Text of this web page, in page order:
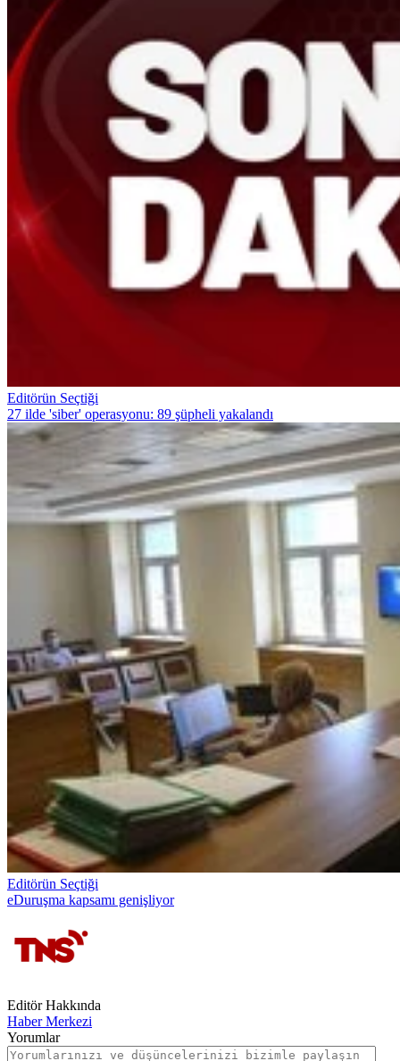
Editörün Seçtiği
27 ilde 'siber' operasyonu: 89 şüpheli yakalandı
Editörün Seçtiği
eDuruşma kapsamı genişliyor
Editör Hakkında
Haber Merkezi
Yorumlar